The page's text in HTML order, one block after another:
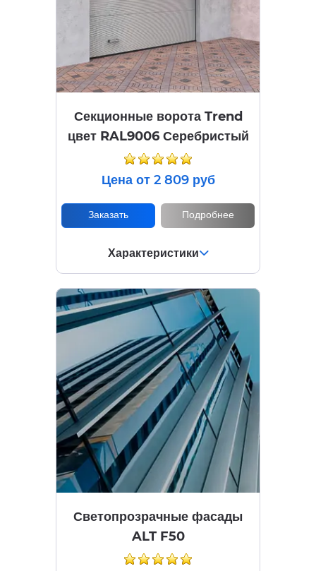
Секционные ворота Trend
цвет RAL9006 Серебристый
Цена от 2 809 руб
Заказать Подробнее
Характеристики
Светопрозрачные фасады
ALT F50